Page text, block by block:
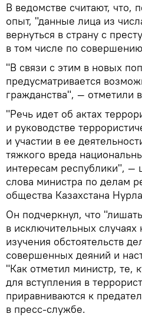
В ведомстве считают, что,
опыт, "данные лица из
вернуться в страну с
в том числе по
"В связи с этим в новых
предусматривается
гражданства", — отметили
"Речь идет об актах
и руководстве
и участии в ее
тяжкого вреда
интересам республики", —
слова министра по делам
общества Казахстана
Он подчеркнул, что
в исключительных случаях
изучения обстоятельств
совершенных деяний и
"Как отметил министр, те,
для вступления в
приравниваются к
в пресс-службе.